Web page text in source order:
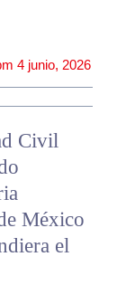
4 junio, 2026
Civil
México
el